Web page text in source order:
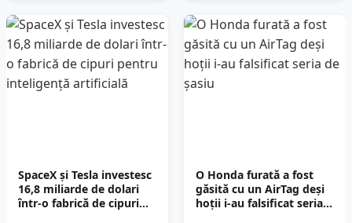
SpaceX și Tesla investesc
16,8 miliarde de dolari
într-o fabrică de cipuri
O Honda furată a fost
găsită cu un AirTag deși
hoții i-au falsificat seria